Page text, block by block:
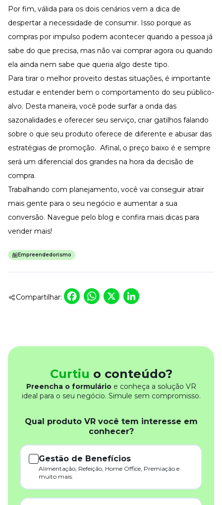
Por fim, válida para os dois cenários vem a dica de
despertar a necessidade de consumir. Isso porque as
compras por impulso podem acontecer quando a pessoa já
sabe do que precisa, mas não vai comprar agora ou quando
ela ainda nem sabe que queria algo deste tipo.
Para tirar o melhor proveito destas situações, é importante
estudar e entender bem o comportamento do seu público-
alvo. Desta maneira, você pode surfar a onda das
sazonalidades e oferecer seu serviço, criar gatilhos falando
sobre o que seu produto oferece de diferente e abusar das
estratégias de promoção. Afinal, o preço baixo é e sempre
será um diferencial dos grandes na hora da decisão de
compra.
Trabalhando com planejamento, você vai conseguir atrair
mais gente para o seu negócio e aumentar a sua
conversão. Navegue pelo blog e confira mais dicas para
vender mais!
Empreendedorismo
Compartilhar: Facebook
WhatsApp
X
Curtiu o conteúdo?
Preencha o formulárioe conheça a solução VR
ideal para o seu negócio. Simule sem compromisso.
Qual produto VR você tem interesse em
conhecer?
Gestão de Benefícios
Alimentação, Refeição, Home Office, Premiação e
muito mais.